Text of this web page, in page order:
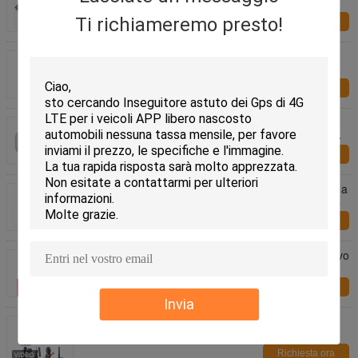
Ti richiameremo presto!
Invia
piattaforma
Dispositivo di localizzazione GPS per animali
domestici impermeabile 4G Smart Light per cane
gatto Richiesta ora
Allarme dell'altoparlante del veicolo della serratura a
chiave remota dell'inseguitore di 5m 4G GPS per
trovare il veicolo
3000mAh Mini Magnetic GPS Tracker 4G Dispositivo
antifurto per la localizzazione delle risorse
Regolatore di velocità della gestione della flotta del
Richiesta ora